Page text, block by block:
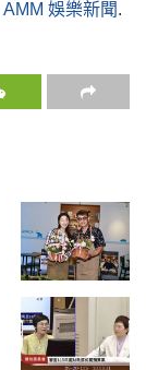
AMM 娛樂新聞.